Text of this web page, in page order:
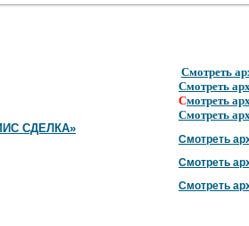
СДЕЛКА»
Смотреть
Смотреть
Смотреть
Смотреть
Смотреть
Смотреть
Смотреть